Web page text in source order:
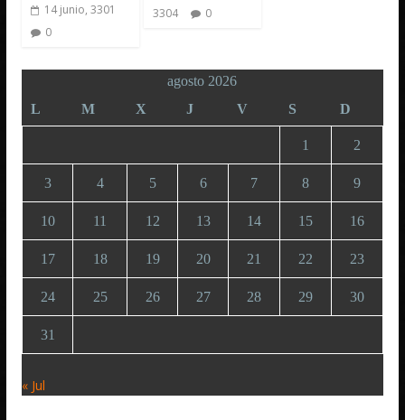
14 junio, 3301
0
3304
0
agosto 2026
L
M X J V S D
1 2
3 4 5 6 7 8 9
10 11 12 13 14 15 16
17 18 19 20 21 22 23
24 25 26 27 28 29 30
31
« Jul